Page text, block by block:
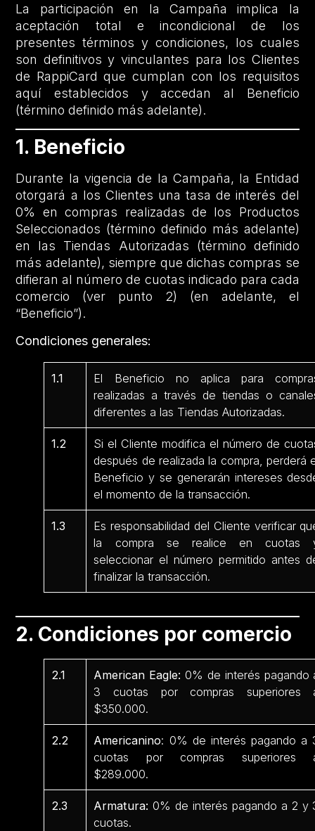
La participación en la Campaña implica la
aceptación total e incondicional de los
presentes términos y condiciones, los cuales
son definitivos y vinculantes para los Clientes
de RappiCard que cumplan con los requisitos
aquí establecidos y accedan al Beneficio
(término definido más adelante).
1. Beneficio
Durante la vigencia de la Campaña, la Entidad
otorgará a los Clientes una tasa de interés del
0% en compras realizadas de los Productos
Seleccionados (término definido más adelante)
en las Tiendas Autorizadas (término definido
más adelante), siempre que dichas compras se
difieran al número de cuotas indicado para cada
comercio (ver punto 2) (en adelante, el
“Beneficio”).
Condiciones generales:
1.1
El Beneficio no aplica para
realizadas a través de tiendas o
diferentes a las Tiendas Autorizadas.
1.2
Si el Cliente modifica el número de
después de realizada la compra, perderá
Beneficio y se generarán intereses
el momento de la transacción.
1.3
Es responsabilidad del Cliente verificar
la compra se realice en cuotas
seleccionar el número permitido antes
finalizar la transacción.
2. Condiciones por comercio
2.1 American Eagle: 0% de interés pagando
3 cuotas por compras superiores
$350.000.
2.2 Americanino: 0% de interés pagando a
cuotas por compras superiores
$289.000.
2.3 Armatura: 0% de interés pagando a 2 y
cuotas.